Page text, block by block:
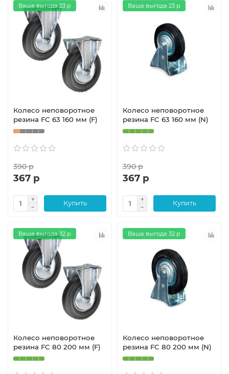
Ваша выгода 23 р
Колесо неповоротное
резина FC 63 160 мм (F)
390 р
367 р
Купить
Ваша выгода 23 р
Колесо неповоротное
резина FC 63 160 мм (N)
390 р
367 р
Купить
Ваша выгода 32 р
Колесо неповоротное
резина FC 80 200 мм (F)
Ваша выгода 32 р
Колесо неповоротное
резина FC 80 200 мм (N)